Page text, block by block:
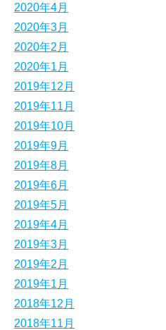
2020年4月
2020年3月
2020年2月
2020年1月
2019年12月
2019年11月
2019年10月
2019年9月
2019年8月
2019年6月
2019年5月
2019年4月
2019年3月
2019年2月
2019年1月
2018年12月
2018年11月